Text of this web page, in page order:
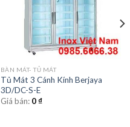
BÀN MÁT- TỦ MÁT
Tủ Mát 3 Cánh Kính Berjaya
3D/DC-S-E
Giá bán: 0₫